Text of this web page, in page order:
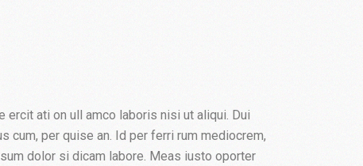
ati on ull amco laboris nisi ut aliqui. Dui
cum, per quise an. Id per ferri rum mediocrem,
dolor si dicam labore. Meas iusto oporter